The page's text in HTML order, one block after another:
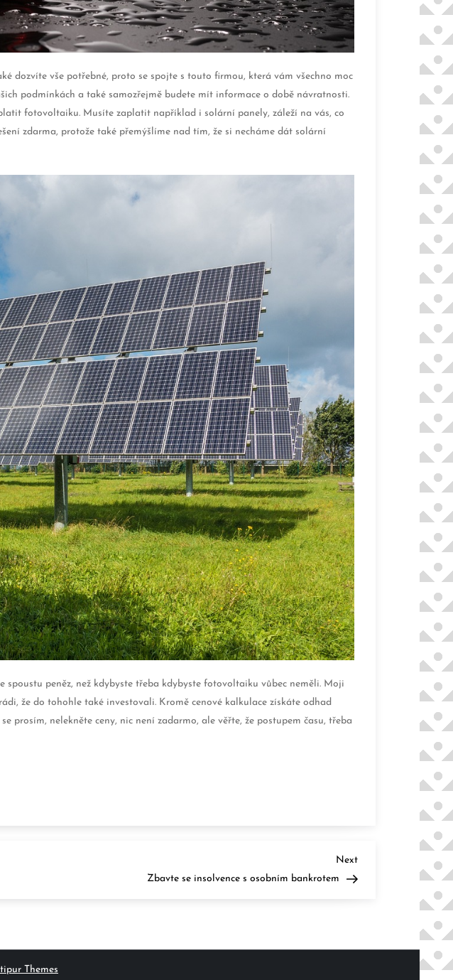
dozvíte vše potřebné, proto se spojte s touto firmou, která vám všechno moc
podmínkách a také samozřejmě budete mít informace o době návratnosti.
fotovoltaiku. Musíte zaplatit například i solární panely, záleží na vás, co
zdarma, protože také přemýšlíme nad tím, že si necháme dát solární
peněz, než kdybyste třeba kdybyste fotovoltaiku vůbec neměli. Moji
že do tohohle také investovali. Kromě cenové kalkulace získáte odhad
nelekněte ceny, nic není zadarmo, ale věřte, že postupem času, třeba
Next
Post
Next
Zbavte se insolvence s osobním bankrotem
Themes